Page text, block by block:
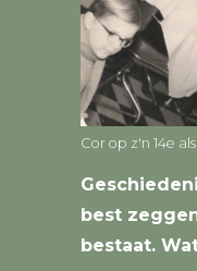
Cor op z'n 14e
best
bestaat.